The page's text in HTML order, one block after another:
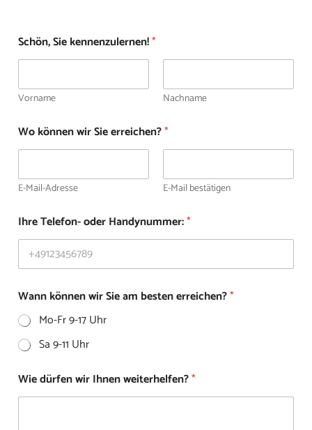
Schön, Sie kennenzulernen!*
Vorname Nachname
Wo können wir Sie erreichen?*
E-Mail-Adresse E-Mail bestätigen
Ihre Telefon- oder Handynummer:*
Wann können wir Sie am besten erreichen?*
Mo-Fr 9-17 Uhr
Sa 9-11 Uhr
Wie dürfen wir Ihnen weiterhelfen?*